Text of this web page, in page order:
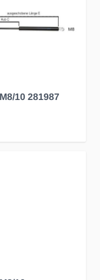
10 281987